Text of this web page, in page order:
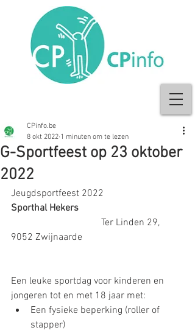
G-Sportfeest op 23 oktober
2022
CPinfo.be
8 okt 2022 1 minuten om te lezen
Jeugdsportfeest 2022
Sporthal Hekers
9052 Zwijnaarde
Een leuke sportdag voor kinderen en
jongeren tot en met 18 jaar met:
Een fysieke beperking (roller of
stapper)